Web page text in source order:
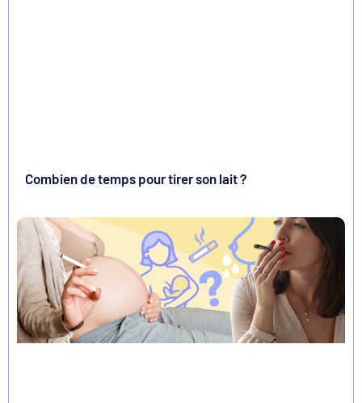
Combien de temps pour tirer son lait ?